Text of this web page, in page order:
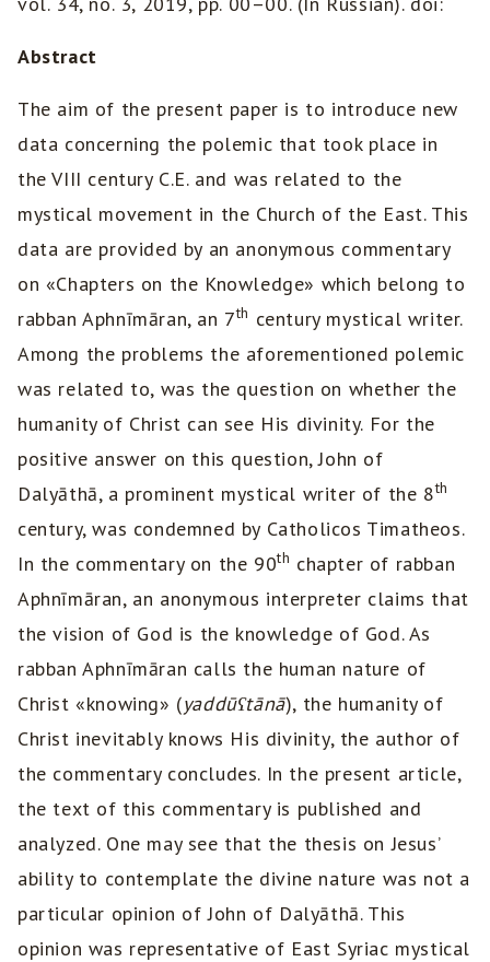
Abstract
The aim of the present paper is to introduce new
data concerning the polemic that took place in
the VIII century C.E. and was related to the
mystical movement in the Church of the East. This
data are provided by an anonymous commentary
on «Chapters on the Knowledge» which belong to
rabban Aphnīmāran, an 7th century mystical writer.
Among the problems the aforementioned polemic
was related to, was the question on whether the
humanity of Christ can see His divinity. For the
positive answer on this question, John of
Dalyāthā, a prominent mystical writer of the 8th
century, was condemned by Catholicos Timatheos.
In the commentary on the 90th chapter of rabban
Aphnīmāran, an anonymous interpreter claims that
the vision of God is the knowledge of God. As
rabban Aphnīmāran calls the human nature of
Christ «knowing» (yaddūʕtānā), the humanity of
Christ inevitably knows His divinity, the author of
the commentary concludes. In the present article,
the text of this commentary is published and
analyzed. One may see that the thesis on Jesus’
ability to contemplate the divine nature was not a
particular opinion of John of Dalyāthā. This
opinion was representative of East Syriac mystical